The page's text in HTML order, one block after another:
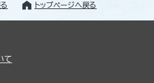
トップページへ戻る
て